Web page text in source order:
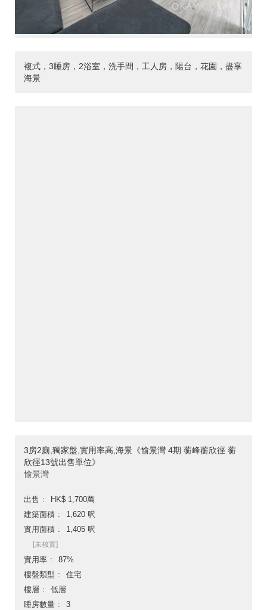
複式，3睡房，2浴室，洗手間，工人房，陽台，花園，盡享
海景
3房2廁,獨家盤,實用率高,海景《愉景灣 4期 蘅峰蘅欣徑 蘅
欣徑13號出售單位》
愉景灣
出售
HK$ 1,700萬
建築面積
1,620 呎
實用面積
1,405 呎
[未核實]
實用率
87%
樓盤類型
住宅
樓層
低層
睡房數量
3